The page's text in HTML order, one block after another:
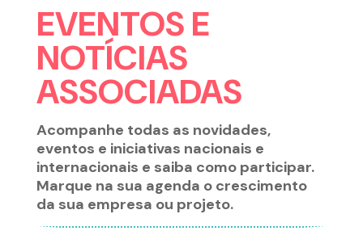
EVENTOS E
NOTÍCIAS
ASSOCIADAS
Acompanhe todas as novidades,
eventos e iniciativas nacionais e
internacionais e saiba como participar.
Marque na sua agenda o crescimento
da sua empresa ou projeto.